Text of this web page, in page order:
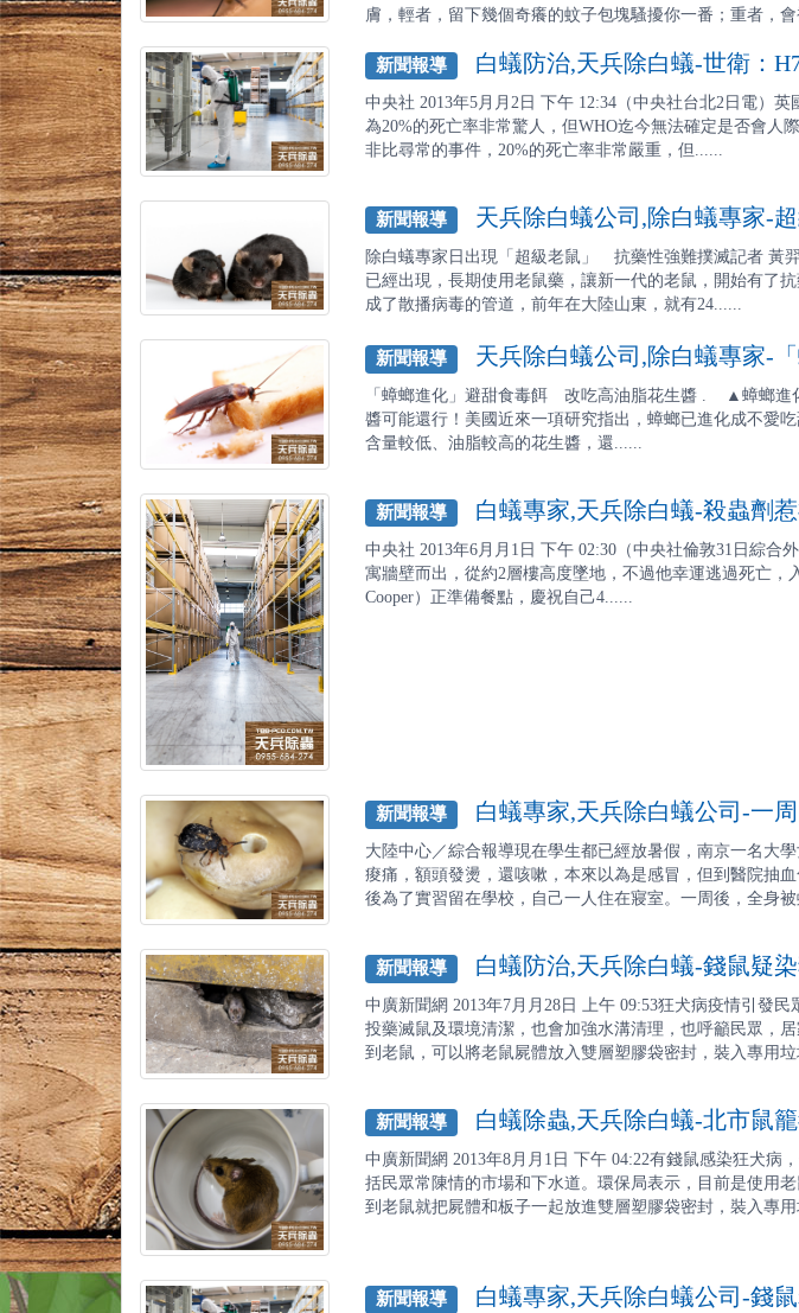
膚，輕者，留下幾個奇癢的蚊子包塊騷擾你一番；重者，會
新聞報導 白蟻防治,天兵除白蟻-世衛：
中央社 2013年5月月2日 下午 12:34（中央社台北2日電）
為20%的死亡率非常驚人，但WHO迄今無法確定是否會人
非比尋常的事件，20%的死亡率非常嚴重，但......
新聞報導 天兵除白蟻公司,除白蟻專家-
除白蟻專家日出現「超級老鼠」 抗藥性強難撲滅記者 黃
已經出現，長期使用老鼠藥，讓新一代的老鼠，開始有了
成了散播病毒的管道，前年在大陸山東，就有24......
新聞報導 天兵除白蟻公司,除白蟻專家-
「蟑螂進化」避甜食毒餌 改吃高油脂花生醬 . ▲蟑螂進
醬可能還行！美國近來一項研究指出，蟑螂已進化成不愛
含量較低、油脂較高的花生醬，還......
新聞報導 白蟻專家,天兵除白蟻-殺蟲劑
中央社 2013年6月月1日 下午 02:30（中央社倫敦31日綜
寓牆壁而出，從約2層樓高度墜地，不過他幸運逃過死亡，
Cooper）正準備餐點，慶祝自己4......
新聞報導 白蟻專家,天兵除白蟻公司-一
大陸中心／綜合報導現在學生都已經放暑假，南京一名大
痠痛，額頭發燙，還咳嗽，本來以為是感冒，但到醫院抽
後為了實習留在學校，自己一人住在寢室。一周後，全身
新聞報導 白蟻防治,天兵除白蟻-錢鼠疑
中廣新聞網 2013年7月月28日 上午 09:53狂犬病疫情引發
投藥滅鼠及環境清潔，也會加強水溝清理，也呼籲民眾，
到老鼠，可以將老鼠屍體放入雙層塑膠袋密封，裝入專用
新聞報導 白蟻除蟲,天兵除白蟻-北市鼠籠
中廣新聞網 2013年8月月1日 下午 04:22有錢鼠感染狂犬
括民眾常陳情的市場和下水道。環保局表示，目前是使用
到老鼠就把屍體和板子一起放進雙層塑膠袋密封，裝入專用
新聞報導 白蟻專家,天兵除白蟻公司-錢鼠